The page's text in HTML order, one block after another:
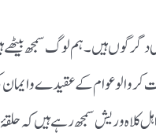
گوں ہیں۔ہم لوگ سمجھ بیٹھے
لو عوام کے عقیدے و
کلاہ و ریش سمجھ رہے ہیں کہ